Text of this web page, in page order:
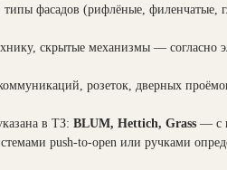
фасадов (рифлёные, филенчатые,
скрытые механизмы — согласно
розеток, дверных
в ТЗ: BLUM, Hettich, Grass — с
push-to-open или ручками